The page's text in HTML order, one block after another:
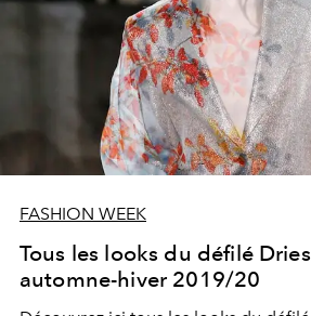
FASHION WEEK
Tous les looks du défilé
automne-hiver 2019/20